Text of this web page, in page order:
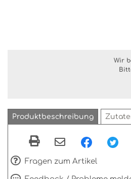
Wir
Produktbeschreibung
Fragen zum Artikel